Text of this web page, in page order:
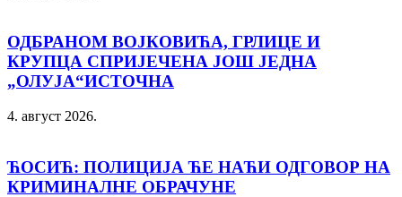
ОДБРАНОМ ВОЈКОВИЋА, ГРЛИЦЕ И
КРУПЦА СПРИЈЕЧЕНА ЈОШ ЈЕДНА
„ОЛУЈА“ИСТОЧНА
4. август 2026.
ЋОСИЋ: ПОЛИЦИЈА ЋЕ НАЋИ ОДГОВОР НА
КРИМИНАЛНЕ ОБРАЧУНЕ